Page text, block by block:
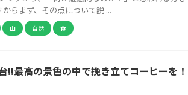
らまず、その点について説 ...
山 自然 食
!!最高の景色の中で挽き立てコーヒーを！